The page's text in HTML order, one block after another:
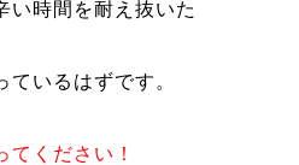
い時間を耐え抜いた
ているはずです。
てください！